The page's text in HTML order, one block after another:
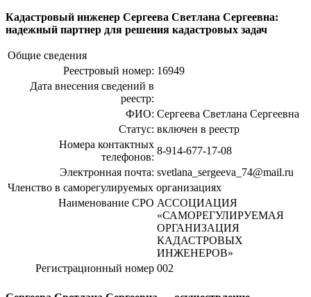
Кадастровый инженер Сергеева Светлана Сергеевна:
надежный партнер для решения кадастровых задач
Общие сведения
Реестровый номер: 16949
Дата внесения сведений в
реестр:
ФИО: Сергеева Светлана Сергеевна
Статус: включен в реестр
Номера контактных
телефонов:
8-914-677-17-08
Электронная почта: svetlana_sergeeva_74@mail.ru
Членство в саморегулируемых организациях
Наименование СРО АССОЦИАЦИЯ
«САМОРЕГУЛИРУЕМАЯ
ОРГАНИЗАЦИЯ
КАДАСТРОВЫХ
ИНЖЕНЕРОВ»
Регистрационный номер 002